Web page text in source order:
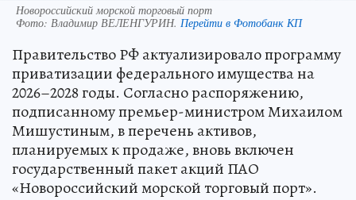
Новороссийский морской торговый порт
Фото: Владимир ВЕЛЕНГУРИН. Перейти в Фотобанк КП
Правительство РФ актуализировало программу
приватизации федерального имущества на
2026–2028 годы. Согласно распоряжению,
подписанному премьер-министром Михаилом
Мишустиным, в перечень активов,
планируемых к продаже, вновь включен
государственный пакет акций ПАО
«Новороссийский морской торговый порт».